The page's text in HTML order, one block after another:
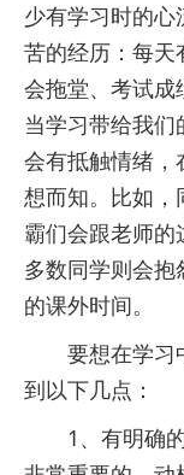
少有学习时的
苦的经历：每天
会拖堂、考试成
当学习带给我
会有抵触情绪，
想而知。比如，
霸们会跟老师
多数同学则会
的课外时间。
要想在学习
到以下几点：
1、有明确的